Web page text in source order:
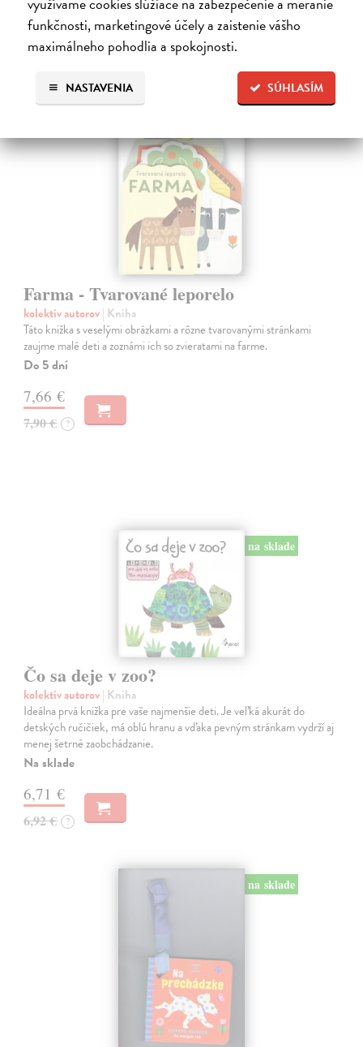
funkčnosti, marketingové účely a zaistenie vášho
maximálneho pohodlia a spokojnosti.
SÚHLASÍM
NASTAVENIA
7,66 €
7,90 € ?
Farma - Tvarované leporelo
kolektív autorov| Kniha
Táto knižka s veselými obrázkami a rôzne tvarovanými stránkami
zaujme malé deti a zoznámi ich so zvieratami na farme.
Do 5 dní
7,66 €
7,90 € ?
na sklade
Čo sa deje v zoo?
kolektív autorov| Kniha
Ideálna prvá knižka pre vaše najmenšie deti. Je veľká akurát do
detských ručičiek, má oblú hranu a vďaka pevným stránkam vydrží aj
menej šetrné zaobchádzanie.
Na sklade
6,71 €
6,92 € ?
na sklade